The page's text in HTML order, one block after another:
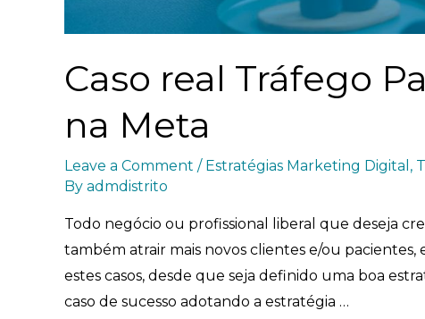
Caso real Tráfego
na Meta
Leave a Comment / Estratégias Marketing Digital ,
By admdistrito
Todo negócio ou profissional liberal que deseja
também atrair mais novos clientes e/ou
estes casos, desde que seja definido uma boa
caso de sucesso adotando a estratégia …